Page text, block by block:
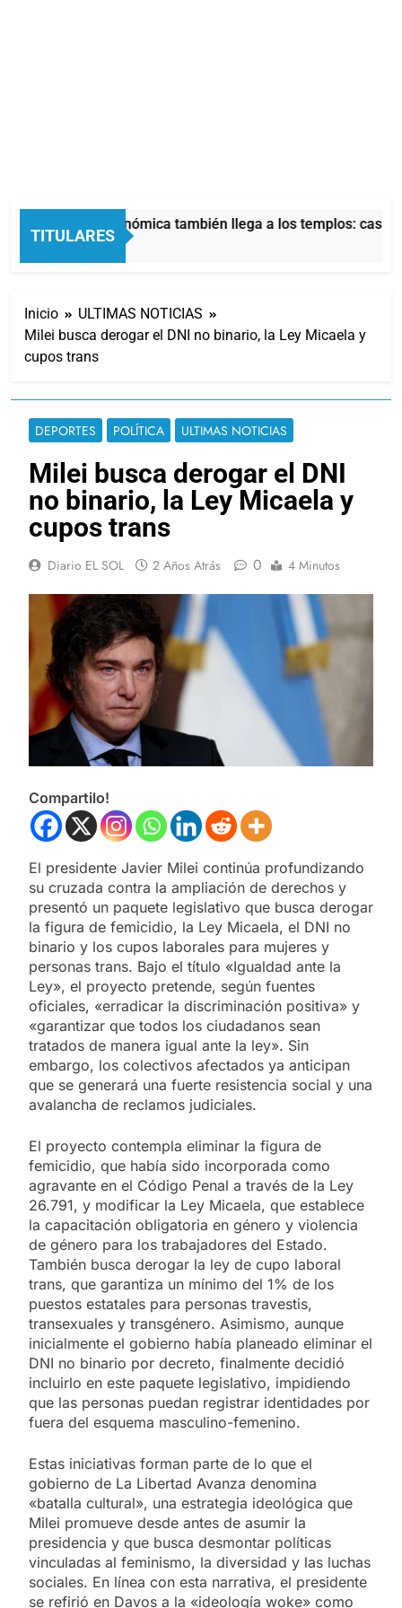
TITULARES
La crisis económica también llega a los templos: casi
2 Horas Atrás
Inicio
ULTIMAS NOTICIAS
Milei busca derogar el DNI no binario, la Ley Micaela y
cupos trans
DEPORTES POLÍTICA ULTIMAS NOTICIAS
Milei busca derogar el DNI
no binario, la Ley Micaela y
cupos trans
Diario EL SOL 2 Años Atrás 0 4 Minutos
Compartilo!
El presidente Javier Milei continúa profundizando
su cruzada contra la ampliación de derechos y
presentó un paquete legislativo que busca derogar
la figura de femicidio, la Ley Micaela, el DNI no
binario y los cupos laborales para mujeres y
personas trans. Bajo el título «Igualdad ante la
Ley», el proyecto pretende, según fuentes
oficiales, «erradicar la discriminación positiva» y
«garantizar que todos los ciudadanos sean
tratados de manera igual ante la ley». Sin
embargo, los colectivos afectados ya anticipan
que se generará una fuerte resistencia social y una
avalancha de reclamos judiciales.
El proyecto contempla eliminar la figura de
femicidio, que había sido incorporada como
agravante en el Código Penal a través de la Ley
26.791, y modificar la Ley Micaela, que establece
la capacitación obligatoria en género y violencia
de género para los trabajadores del Estado.
También busca derogar la ley de cupo laboral
trans, que garantiza un mínimo del 1% de los
puestos estatales para personas travestis,
transexuales y transgénero. Asimismo, aunque
inicialmente el gobierno había planeado eliminar el
DNI no binario por decreto, finalmente decidió
incluirlo en este paquete legislativo, impidiendo
que las personas puedan registrar identidades por
fuera del esquema masculino-femenino.
Estas iniciativas forman parte de lo que el
gobierno de La Libertad Avanza denomina
«batalla cultural», una estrategia ideológica que
Milei promueve desde antes de asumir la
presidencia y que busca desmontar políticas
vinculadas al feminismo, la diversidad y las luchas
sociales. En línea con esta narrativa, el presidente
se refirió en Davos a la «ideología woke» como